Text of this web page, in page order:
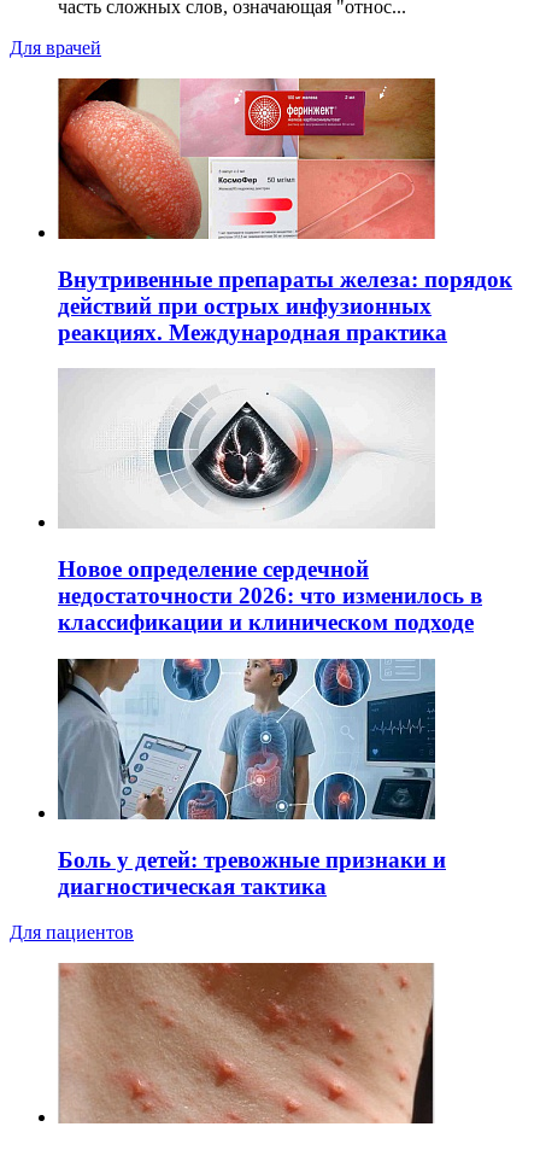
часть сложных слов, означающая "относ...
Для врачей
Внутривенные препараты железа: порядок
действий при острых инфузионных
реакциях. Международная практика
Новое определение сердечной
недостаточности 2026: что изменилось в
классификации и клиническом подходе
Боль у детей: тревожные признаки и
диагностическая тактика
Для пациентов